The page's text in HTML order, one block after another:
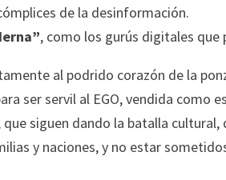
de la desinformación.
, como los gurús digitales
al podrido corazón de la
ser servil al EGO, vendida como
siguen dando la batalla
y naciones, y no estar